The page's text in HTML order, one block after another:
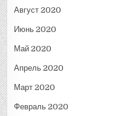
Август 2020
Июнь 2020
Май 2020
Апрель 2020
Март 2020
Февраль 2020